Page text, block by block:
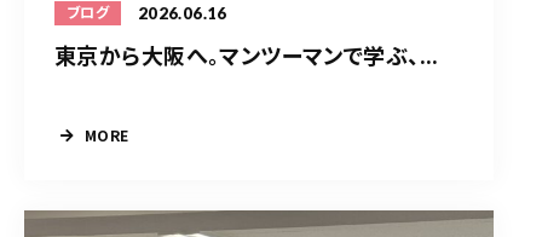
ブログ 2026.06.16
東京から大阪へ。マンツーマンで学ぶ、...
MORE